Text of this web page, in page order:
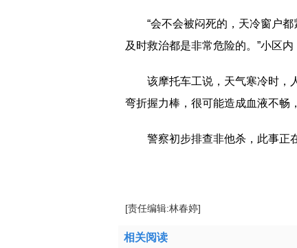
“会不会被闷死的，天冷窗户
及时救治都是非常危险的。”小区
该摩托车工说，天气寒冷时，
弯折握力棒，很可能造成血液不畅
警察初步排查非他杀，此事正
[责任编辑:林春婷]
相关阅读